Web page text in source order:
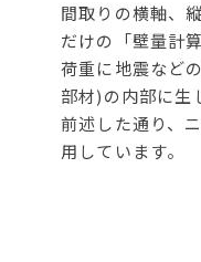
間取りの横軸、
だけの「壁量計
荷重に地震など
部材)の内部に生
前述した通り、
用しています。